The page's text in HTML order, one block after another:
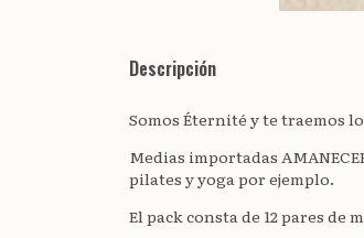
Descripción
Somos Éternité y te traemos
Medias importadas
pilates y yoga por ejemplo.
El pack consta de 12 pares